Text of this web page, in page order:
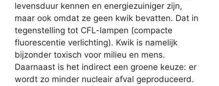
levensduur kennen en energiezuiniger zijn,
maar ook omdat ze geen kwik bevatten. Dat in
tegenstelling tot CFL-lampen (compacte
fluorescentie verlichting). Kwik is namelijk
bijzonder toxisch voor milieu en mens.
Daarnaast is het indirect een groene keuze: er
wordt zo minder nucleair afval geproduceerd.